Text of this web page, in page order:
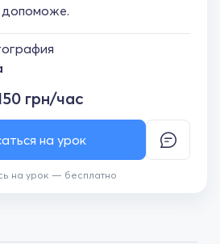
допоможе.
грн/час
на урок — бесплатно
на урок